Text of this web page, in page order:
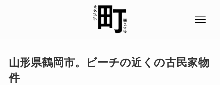
山形県鶴岡市。ビーチの近くの古民家物
件